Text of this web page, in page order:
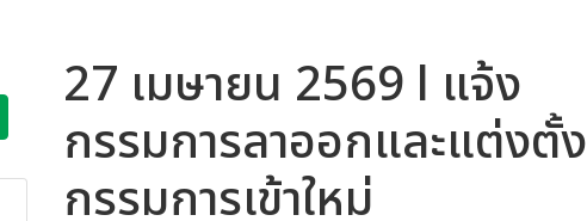
27 เมษายน 2569 l แจ้ง
กรรมการลาออกและแต่งตั้ง
กรรมการเข้าใหม่